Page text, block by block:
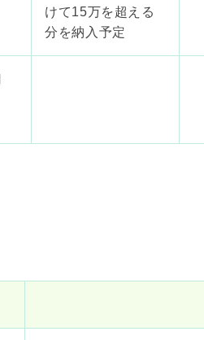
けて15万を超える
分を納入予定